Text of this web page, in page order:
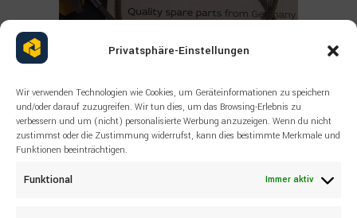
Privatsphäre-Einstellungen
Wir verwenden Technologien wie Cookies, um Geräteinformationen zu speichern
und/oder darauf zuzugreifen. Wir tun dies, um das Browsing-Erlebnis zu
verbessern und um (nicht) personalisierte Werbung anzuzeigen. Wenn du nicht
zustimmst oder die Zustimmung widerrufst, kann dies bestimmte Merkmale und
Funktionen beeinträchtigen.
Funktional Immer aktiv
SANDVIK Wire rope DD311 DD321